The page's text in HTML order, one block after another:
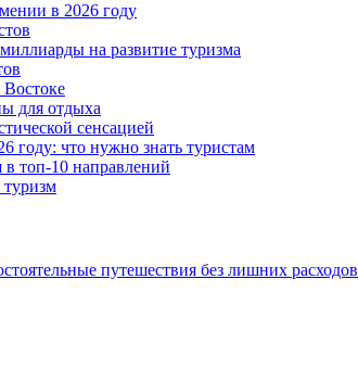
в 2026 году
на развитие туризма
для отдыха
сенсацией
году: что нужно знать туристам
топ-10 направлений
путешествия без лишних расходов